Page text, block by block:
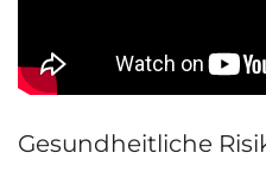
Gesundheitliche